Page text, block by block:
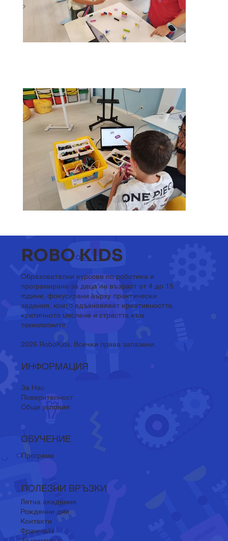
ROBO KIDS
Образователни курсове по роботика и
програмиране за деца на възраст от 4 до 15
години, фокусирани върху практически
задания, които вдъхновяват креативността,
критичното мислене и страстта към
технологиите.
2026 RoboKids. Всички права запазени.
ИНФОРМАЦИЯ
За Нас
Поверителност
Общи условия
ПОЛЕЗНИ ВРЪЗКИ
Лятна академия
Рожденни дни
Контакти
Франчайз
ОБУЧЕНИЕ
Програма